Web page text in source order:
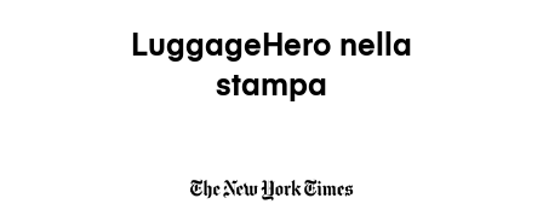
LuggageHero nella
stampa